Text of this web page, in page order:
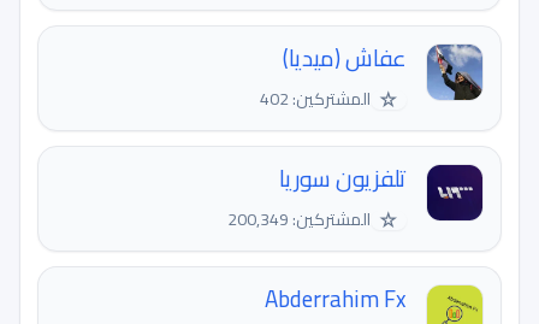
عفاش (ميديا)
☆ المشتركين: 402
تلفزيون سوريا
☆ المشتركين: 200,349
Abderrahim Fx